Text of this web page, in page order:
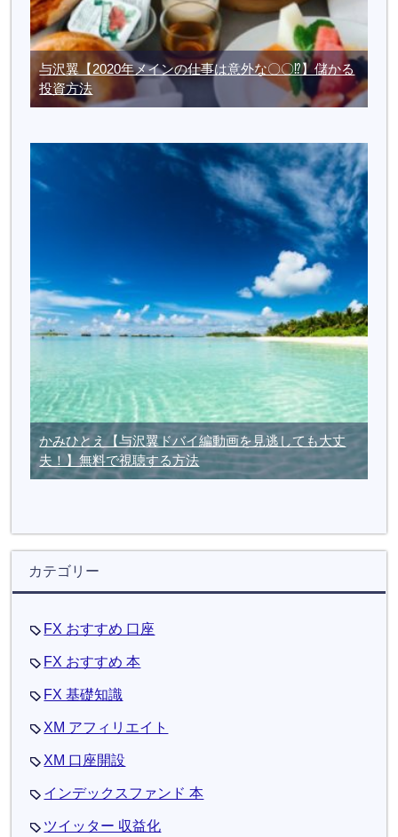
与沢翼【2020年メインの仕事は意外な〇〇⁉】儲かる
投資方法
かみひとえ【与沢翼ドバイ編動画を見逃しても大丈
夫！】無料で視聴する方法
カテゴリー
FX おすすめ 口座
FX おすすめ 本
FX 基礎知識
XM アフィリエイト
XM 口座開設
インデックスファンド 本
ツイッター 収益化